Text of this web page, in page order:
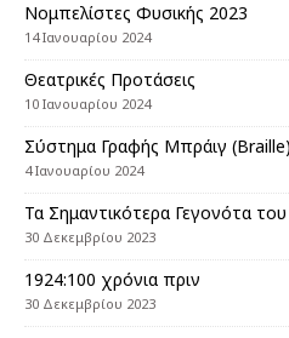
Nομπελίστες Φυσικής 2023
14 Ιανουαρίου 2024
Θεατρικές Προτάσεις
10 Ιανουαρίου 2024
Σύστημα Γραφής Μπράιγ (Braille)
4 Ιανουαρίου 2024
Τα Σημαντικότερα Γεγονότα
30 Δεκεμβρίου 2023
1924:100 χρόνια πριν
30 Δεκεμβρίου 2023